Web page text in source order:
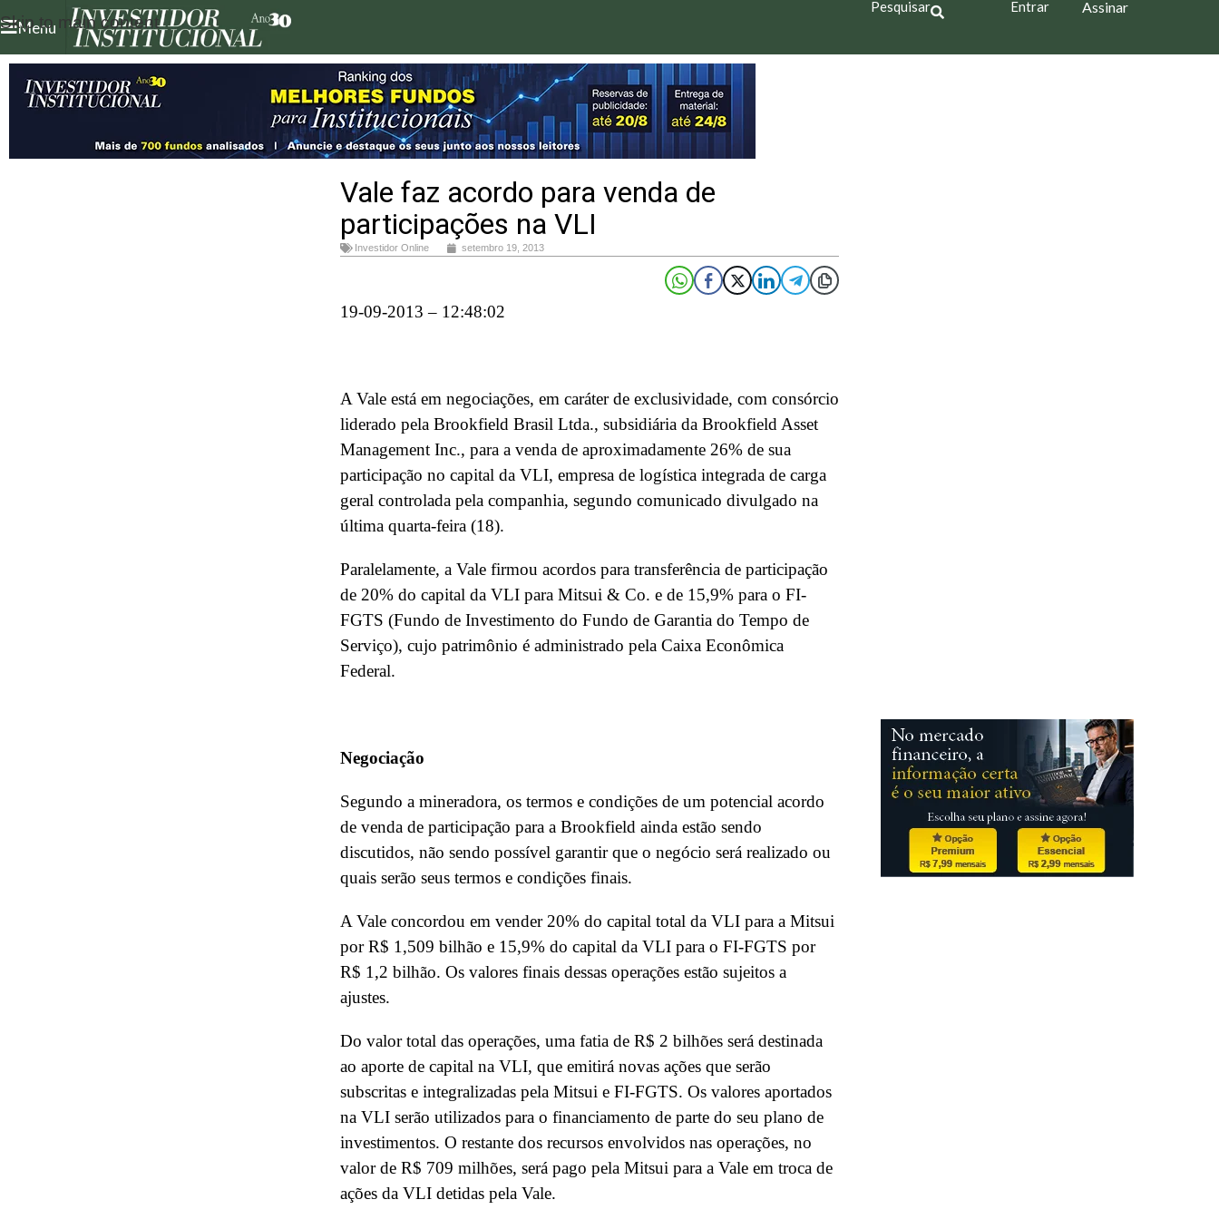
Skip to main content
Menu
Pesquisar Entrar Assinar
Vale faz acordo para venda de
participações na VLI
Investidor Online setembro 19, 2013
19-09-2013 – 12:48:02
A Vale está em negociações, em caráter de exclusividade, com consórcio
liderado pela Brookfield Brasil Ltda., subsidiária da Brookfield Asset
Management Inc., para a venda de aproximadamente 26% de sua
participação no capital da VLI, empresa de logística integrada de carga
geral controlada pela companhia, segundo comunicado divulgado na
última quarta-feira (18).
Paralelamente, a Vale firmou acordos para transferência de participação
de 20% do capital da VLI para Mitsui & Co. e de 15,9% para o FI-
FGTS (Fundo de Investimento do Fundo de Garantia do Tempo de
Serviço), cujo patrimônio é administrado pela Caixa Econômica
Federal.
Negociação
Segundo a mineradora, os termos e condições de um potencial acordo
de venda de participação para a Brookfield ainda estão sendo
discutidos, não sendo possível garantir que o negócio será realizado ou
quais serão seus termos e condições finais.
A Vale concordou em vender 20% do capital total da VLI para a Mitsui
por R$ 1,509 bilhão e 15,9% do capital da VLI para o FI-FGTS por
R$ 1,2 bilhão. Os valores finais dessas operações estão sujeitos a
ajustes.
Do valor total das operações, uma fatia de R$ 2 bilhões será destinada
ao aporte de capital na VLI, que emitirá novas ações que serão
subscritas e integralizadas pela Mitsui e FI-FGTS. Os valores aportados
na VLI serão utilizados para o financiamento de parte do seu plano de
investimentos. O restante dos recursos envolvidos nas operações, no
valor de R$ 709 milhões, será pago pela Mitsui para a Vale em troca de
ações da VLI detidas pela Vale.